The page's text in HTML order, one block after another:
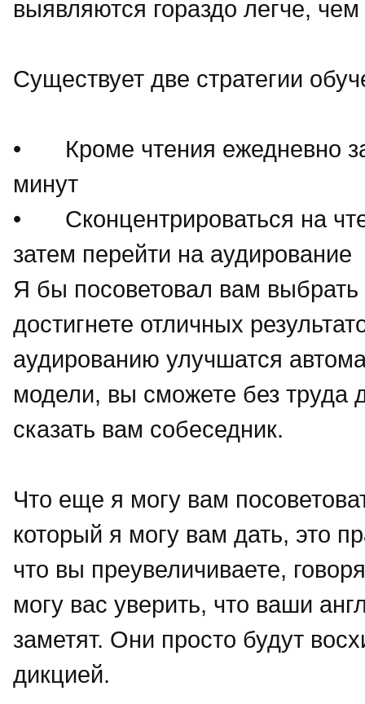
выявляются гораздо легче,
Существует две стратегии
•
Кроме чтения ежедневно
минут
•
Сконцентрироваться на
затем перейти на аудирование
Я бы посоветовал вам выбрать
достигнете отличных
аудированию улучшатся
модели, вы сможете без труда
сказать вам собеседник.
Что еще я могу вам
который я могу вам дать, это
что вы преувеличиваете,
могу вас уверить, что ваши
заметят. Они просто будут
дикцией.